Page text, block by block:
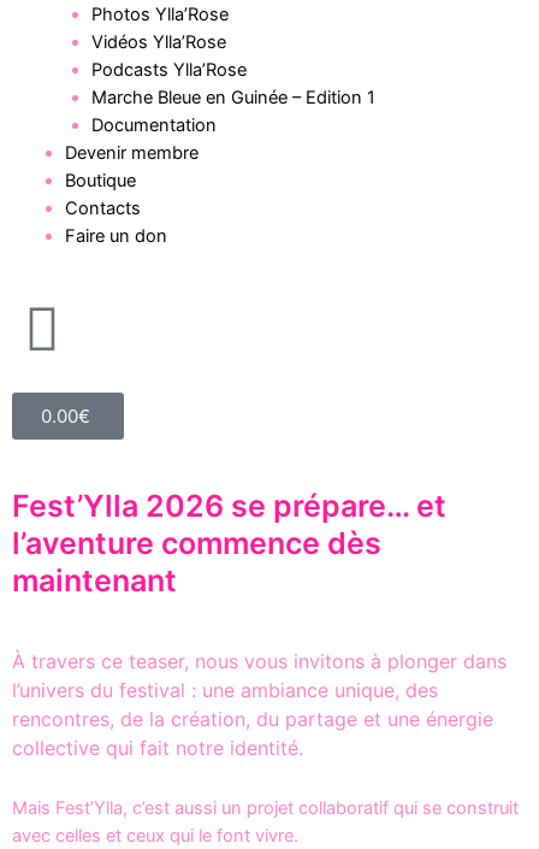
Photos Ylla’Rose
Vidéos Ylla’Rose
Podcasts Ylla’Rose
Marche Bleue en Guinée – Edition 1
Documentation
Devenir membre
Boutique
Contacts
Faire un don
0.00€
Fest’Ylla 2026 se prépare… et
l’aventure commence dès
maintenant​
À travers ce teaser, nous vous invitons à plonger dans
l’univers du festival : une ambiance unique, des
rencontres, de la création, du partage et une énergie
collective qui fait notre identité.
Mais Fest’Ylla, c’est aussi un projet collaboratif qui se construit
avec celles et ceux qui le font vivre.